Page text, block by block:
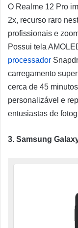
O Realme 12 Pro
2x, recurso raro
profissionais e
Possui tela
processador
carregamento
cerca de 45
personalizável e
entusiastas de
3. Samsung